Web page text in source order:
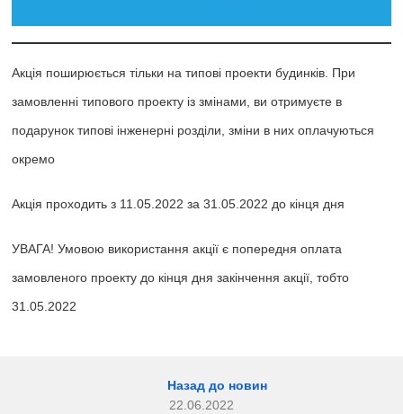
Акція поширюється тільки на типові проекти будинків. При
замовленні типового проекту із змінами, ви отримуєте в
подарунок типові інженерні розділи, зміни в них оплачуються
окремо
Акція проходить з 11.05.2022 за 31.05.2022 до кінця дня
УВАГА! Умовою використання акції є попередня оплата
замовленого проекту до кінця дня закінчення акції, тобто
31.05.2022
Назад до новин
22.06.2022